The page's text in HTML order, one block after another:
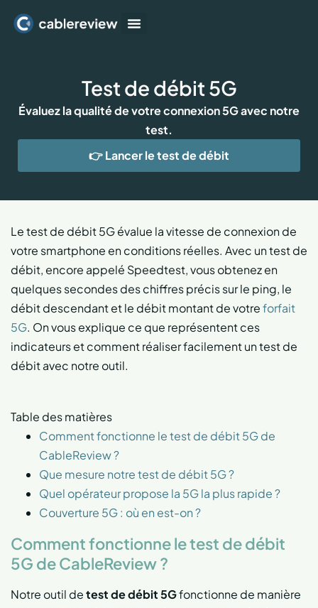
Test de débit 5G
Évaluez la qualité de votre connexion 5G avec notre
test.
👉 Lancer le test de débit
Le test de débit 5G évalue la vitesse de connexion de
votre smartphone en conditions réelles. Avec un test de
débit, encore appelé Speedtest, vous obtenez en
quelques secondes des chiffres précis sur le ping, le
débit descendant et le débit montant de votreforfait
5G. On vous explique ce que représentent ces
indicateurs et comment réaliser facilement un test de
débit avec notre outil.
Table des matières
Comment fonctionne le test de débit 5G de
CableReview ?
Que mesure notre test de débit 5G ?
Quel opérateur propose la 5G la plus rapide ?
Couverture 5G : où en est-on ?
Comment fonctionne le test de débit
5G de CableReview ?
Notre outil detest de débit 5Gfonctionne de manière